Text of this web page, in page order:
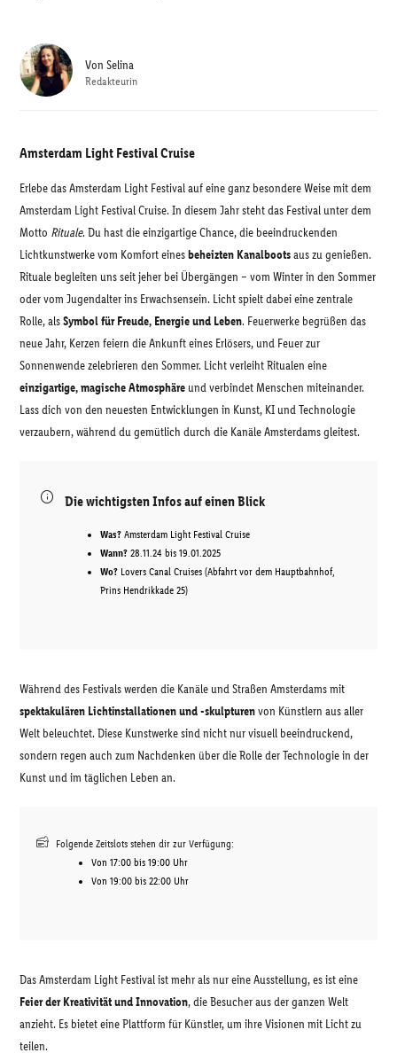
Amsterdam Light Festival Cruise
Erlebe das Amsterdam Light Festival auf eine ganz besondere Weise mit dem
Amsterdam Light Festival Cruise. In diesem Jahr steht das Festival unter dem
Motto Rituale. Du hast die einzigartige Chance, die beeindruckenden
Lichtkunstwerke vom Komfort einesbeheizten Kanalbootsaus zu genießen.
Rituale begleiten uns seit jeher bei Übergängen – vom Winter in den Sommer
oder vom Jugendalter ins Erwachsensein. Licht spielt dabei eine zentrale
Rolle, alsSymbol für Freude, Energie und Leben. Feuerwerke begrüßen das
neue Jahr, Kerzen feiern die Ankunft eines Erlösers, und Feuer zur
Sonnenwende zelebrieren den Sommer. Licht verleiht Ritualen eine
einzigartige, magische Atmosphäre und verbindet Menschen miteinander.
Lass dich von den neuesten Entwicklungen in Kunst, KI und Technologie
verzaubern, während du gemütlich durch die Kanäle Amsterdams gleitest.
Die wichtigsten Infos auf einen Blick
Was? Amsterdam Light Festival Cruise
Wann? 28.11.24 bis 19.01.2025
Wo? Lovers Canal Cruises (Abfahrt vor dem Hauptbahnhof,
Prins Hendrikkade 25)
Während des Festivals werden die Kanäle und Straßen Amsterdams mit
spektakulären Lichtinstallationen und -skulpturenvon Künstlern aus aller
Welt beleuchtet. Diese Kunstwerke sind nicht nur visuell beeindruckend,
sondern regen auch zum Nachdenken über die Rolle der Technologie in der
Kunst und im täglichen Leben an.
Folgende Zeitslots stehen dir zur Verfügung:
Von 17:00 bis 19:00 Uhr
Von 19:00 bis 22:00 Uhr
Das Amsterdam Light Festival ist mehr als nur eine Ausstellung, es ist eine
Feier der Kreativität und Innovation, die Besucher aus der ganzen Welt
anzieht. Es bietet eine Plattform für Künstler, um ihre Visionen mit Licht zu
teilen.
Von Selina
Redakteurin